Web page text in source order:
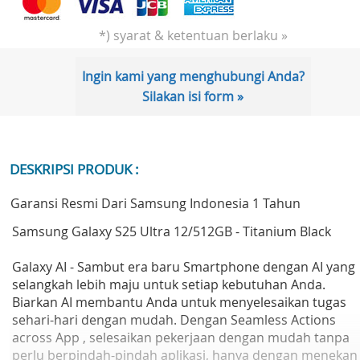
*) syarat & ketentuan berlaku »
Ingin kami yang menghubungi Anda?
Silakan isi form »
DESKRIPSI PRODUK :
Garansi Resmi Dari Samsung Indonesia 1 Tahun
Samsung Galaxy S25 Ultra 12/512GB - Titanium Black
Galaxy AI - Sambut era baru Smartphone dengan AI yang
selangkah lebih maju untuk setiap kebutuhan Anda.
Biarkan AI membantu Anda untuk menyelesaikan tugas
sehari-hari dengan mudah. Dengan Seamless Actions
across App , selesaikan pekerjaan dengan mudah tanpa
perlu berpindah-pindah aplikasi, hanya dengan menekan